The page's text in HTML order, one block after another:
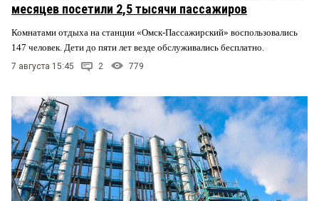
месяцев посетили 2,5 тысячи пассажиров
Комнатами отдыха на станции «Омск-Пассажирский» воспользовались
147 человек. Дети до пяти лет везде обслуживались бесплатно.
7 августа 15:45 2 779